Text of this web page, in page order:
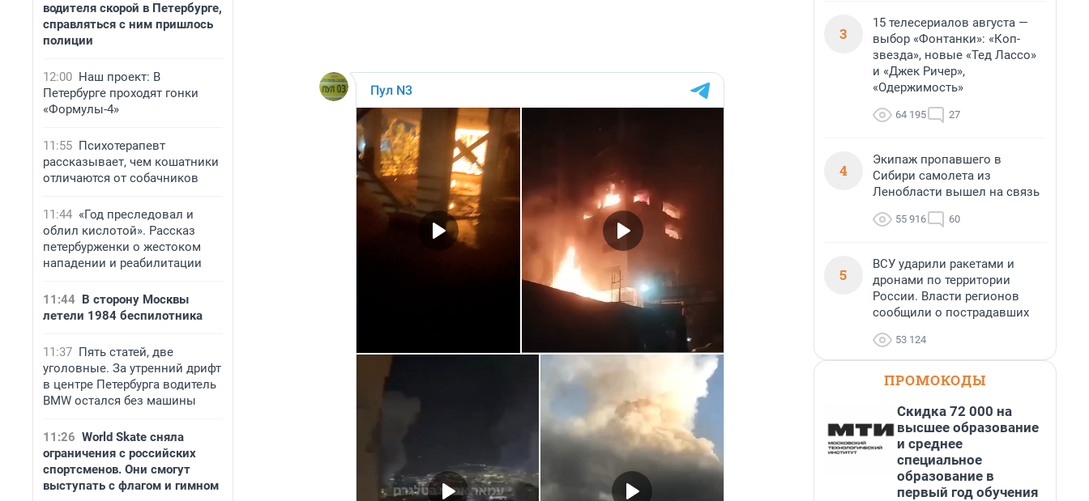
водителя скорой в Петербурге,
справляться с ним пришлось
полиции
12:00 Наш проект: В
Петербурге проходят гонки
«Формулы-4»
11:55 Психотерапевт
рассказывает, чем кошатники
отличаются от собачников
11:44 «Год преследовал и
облил кислотой». Рассказ
петербурженки о жестоком
нападении и реабилитации
11:44 В сторону Москвы
летели 1984 беспилотника
11:37 Пять статей, две
уголовные. За утренний дрифт
в центре Петербурга водитель
BMW остался без машины
11:26 World Skate сняла
ограничения с российских
спортсменов. Они смогут
выступать с флагом и гимном
3
15 телесериалов августа —
выбор «Фонтанки»: «Коп-
звезда», новые «Тед Лассо»
и «Джек Ричер»,
«Одержимость»
64 195 27
4
Экипаж пропавшего в
Сибири самолета из
Ленобласти вышел на связь
55 916 60
5
ВСУ ударили ракетами и
дронами по территории
России. Власти регионов
сообщили о пострадавших
53 124
ПРОМОКОДЫ
Скидка 72 000 на
высшее образование
и среднее
специальное
образование в
первый год обучения